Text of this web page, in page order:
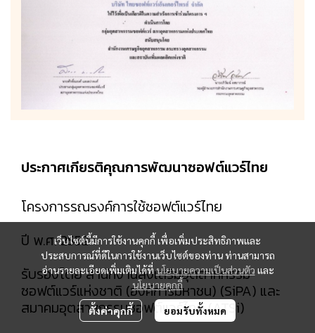
ประกาศเกียรติคุณการพัฒนาซอฟต์แวร์ไทย
โครงการรณรงค์การใช้ซอฟต์แวร์ไทย
ปี พ.ศ. 2552
รับรองโดย สำนักงานส่งเสริมอุตสาหกรรม
ซอฟต์แวร์แห่งชาติ (องค์การมหาชน) (SiPA) และ
สมาคมอุตสาหกรรมซอฟต์แวร์ไทย (ATSi)
เว็บไซต์นี้มีการใช้งานคุกกี้ เพื่อเพิ่มประสิทธิภาพและ
ประสบการณ์ที่ดีในการใช้งานเว็บไซต์ของท่าน ท่านสามารถ
อ่านรายละเอียดเพิ่มเติมได้ที่นโยบายความเป็นส่วนตัว และ
นโยบายคุกกี้
ตั้งค่าคุกกี้ ยอมรับทั้งหมด